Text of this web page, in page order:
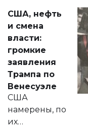
актуальных тем —
от слухов о
политических
реформах до
вопросов армии,
экономики и
личного здоровья.
США, нефть
и смена
власти:
громкие
заявления
Трампа по
Венесуэле
США
намерены, по
их